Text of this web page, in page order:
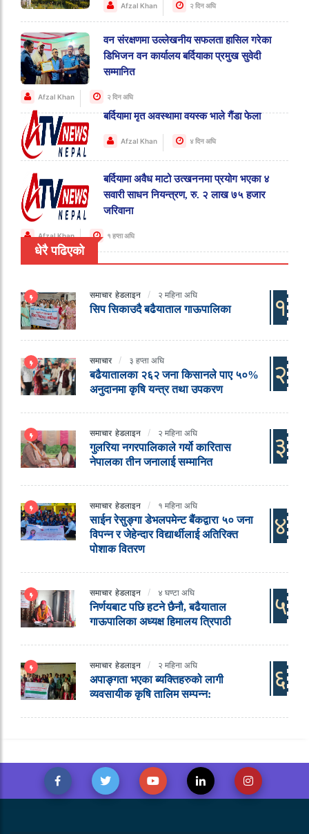
Afzal Khan २ दिन अघि
वन संरक्षणमा उल्लेखनीय सफलता हासिल गरेका
डिभिजन वन कार्यालय बर्दियाका प्रमुख सुवेदी
सम्मानित
Afzal Khan २ दिन अघि
बर्दियामा मृत अवस्थामा वयस्क भाले गैंडा फेला
Afzal Khan ४ दिन अघि
बर्दियामा अवैध माटो उत्खननमा प्रयोग भएका ४
सवारी साधन नियन्त्रण, रु. २ लाख ७५ हजार
जरिवाना
Afzal Khan १ हप्ता अघि
धेरै पढिएको
समाचार हेडलाइन २ महिना अघि
सिप सिकाउदै बढैयाताल गाऊपालिका १
समाचार ३ हप्ता अघि
बढैयातालका २६२ जना किसानले पाए ५०%
अनुदानमा कृषि यन्त्र तथा उपकरण
२
समाचार हेडलाइन २ महिना अघि
गुलरिया नगरपालिकाले गर्यो कारितास
नेपालका तीन जनालाई सम्मानित
३
समाचार हेडलाइन १ महिना अघि
साईन रेसुङ्गा डेभलपमेन्ट बैंकद्वारा ५० जना
विपन्न र जेहेन्दार विद्यार्थीलाई अतिरिक्त
पोशाक वितरण
४
समाचार हेडलाइन ४ घण्टा अघि
निर्णयबाट पछि हटने छैनौ, बढैयाताल
गाऊपालिका अध्यक्ष हिमालय त्रिपाठी
५
समाचार हेडलाइन २ महिना अघि
अपाङ्गता भएका ब्यक्तिहरुको लागी
व्यवसायीक कृषि तालिम सम्पन्न:
६